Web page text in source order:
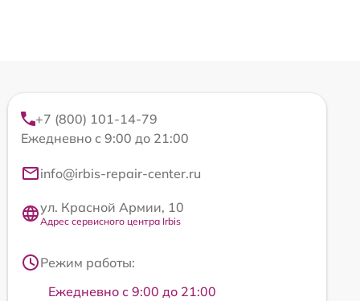
+7 (800) 101-14-79
Ежедневно с 9:00 до 21:00
info@irbis-repair-center.ru
ул. Красной Армии, 10
Адрес сервисного центра Irbis
Режим работы:
Ежедневно с 9:00 до 21:00